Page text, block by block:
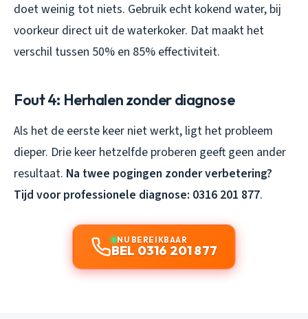
doet weinig tot niets. Gebruik echt kokend water, bij
voorkeur direct uit de waterkoker. Dat maakt het
verschil tussen 50% en 85% effectiviteit.
Fout 4: Herhalen zonder diagnose
Als het de eerste keer niet werkt, ligt het probleem
dieper. Drie keer hetzelfde proberen geeft geen ander
resultaat. Na twee pogingen zonder verbetering?
Tijd voor professionele diagnose: 0316 201 877.
NU BEREIKBAAR
BEL 0316 201 877